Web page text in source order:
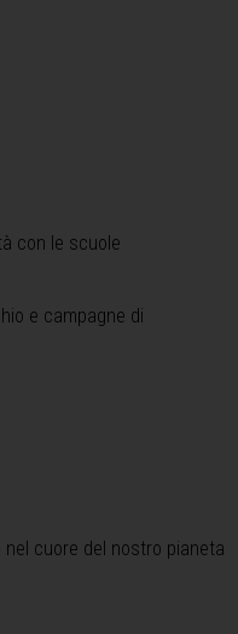
con le scuole
e campagne di
nel cuore del nostro pianeta